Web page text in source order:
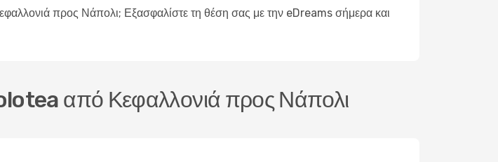
προς Νάπολι; Εξασφαλίστε τη θέση σας με την eDreams σήμερα και
από Κεφαλλονιά προς Νάπολι